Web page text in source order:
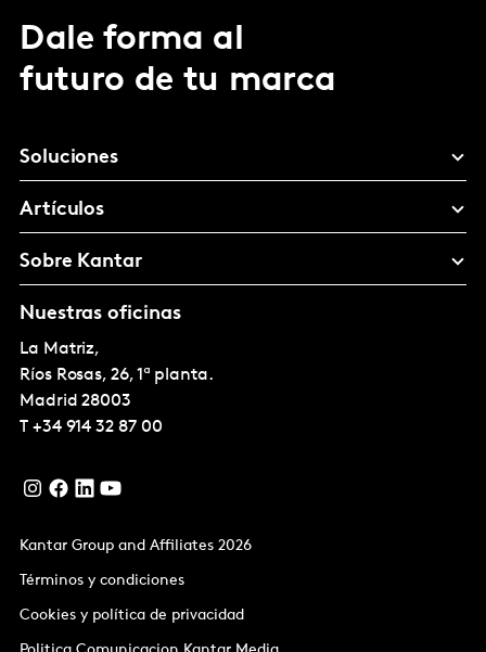
Dale forma al
futuro de tu marca
Soluciones
Artículos
Sobre Kantar
Nuestras oficinas
La Matriz,
Ríos Rosas, 26, 1ª planta.
Madrid 28003
T +34 914 32 87 00
Kantar Group and Affiliates 2026
Términos y condiciones
Cookies y política de privacidad